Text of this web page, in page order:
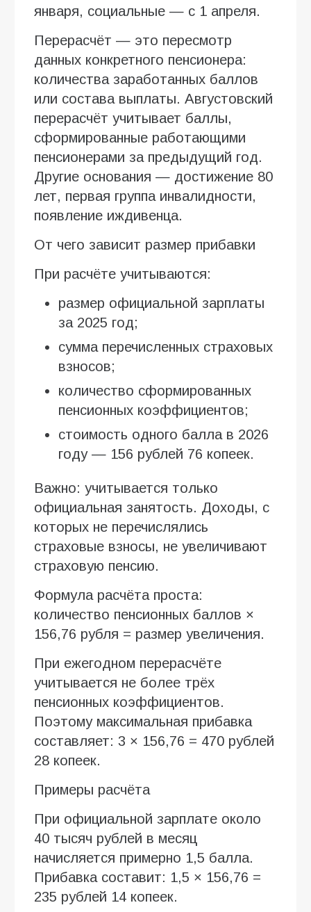
января, социальные — с 1 апреля.
Перерасчёт — это пересмотр
данных конкретного пенсионера:
количества заработанных баллов
или состава выплаты. Августовский
перерасчёт учитывает баллы,
сформированные работающими
пенсионерами за предыдущий год.
Другие основания — достижение 80
лет, первая группа инвалидности,
появление иждивенца.
От чего зависит размер прибавки
При расчёте учитываются:
размер официальной зарплаты
за 2025 год;
сумма перечисленных страховых
взносов;
количество сформированных
пенсионных коэффициентов;
стоимость одного балла в 2026
году — 156 рублей 76 копеек.
Важно: учитывается только
официальная занятость. Доходы, с
которых не перечислялись
страховые взносы, не увеличивают
страховую пенсию.
Формула расчёта проста:
количество пенсионных баллов ×
156,76 рубля = размер увеличения.
При ежегодном перерасчёте
учитывается не более трёх
пенсионных коэффициентов.
Поэтому максимальная прибавка
составляет: 3 × 156,76 = 470 рублей
28 копеек.
Примеры расчёта
При официальной зарплате около
40 тысяч рублей в месяц
начисляется примерно 1,5 балла.
Прибавка составит: 1,5 × 156,76 =
235 рублей 14 копеек.